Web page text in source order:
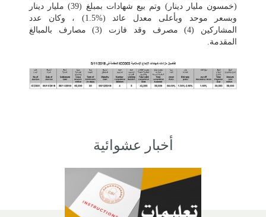
(خمسون مليار دينار) وتم بيع شهادات بمبلغ (39) مليار دينار
وبسعر موحد وبأعلى معدل عائد (%
1.5) ، وكان عدد
المشاركين (4) مصرف وقد فازت (3) مصارف بالمبالغ
المقدمة.
أخبار عشوائية